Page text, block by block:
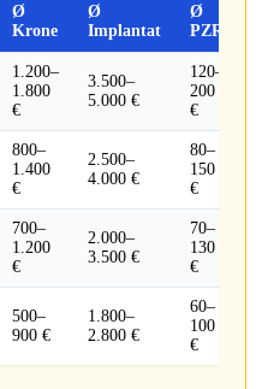
Ø
Krone
Ø
Implantat
Ø
PZR
1.200–
1.800
€
3.500–
5.000 €
120–
200
€
800–
1.400
€
2.500–
4.000 €
80–
150
€
700–
1.200
€
2.000–
3.500 €
70–
130
€
500–
900 €
1.800–
2.800 €
60–
100
€